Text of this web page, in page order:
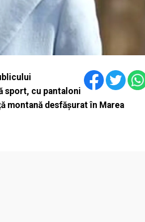
sport, cu pantaloni
montană desfășurat în Marea